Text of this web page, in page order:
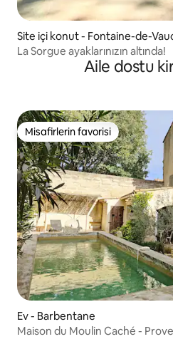
Site içi konut - Fontaine-de-
La Sorgue ayaklarınızın altında!
Aile dostu
Misafirlerin favorisi
Misafirlerin favorisi
Ev - Barbentane
Maison du Moulin Caché -